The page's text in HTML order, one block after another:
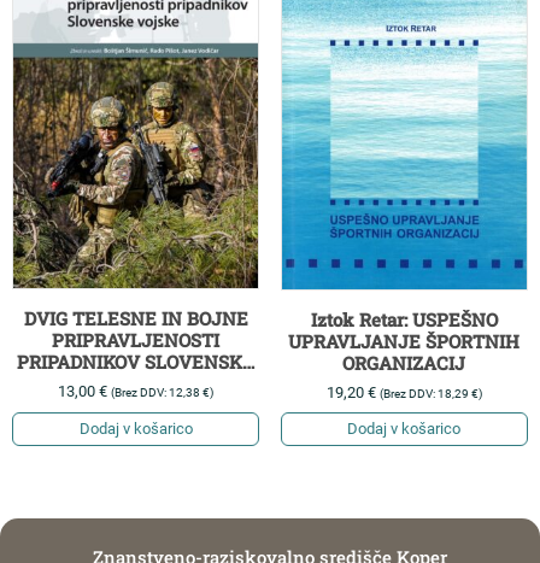
DVIG TELESNE IN BOJNE
PRIPRAVLJENOSTI
PRIPADNIKOV SLOVENSKE
VOJSKE
13,00€ (Brez DDV:12,38€)
Dodaj v košarico
Iztok Retar: USPEŠNO
UPRAVLJANJE ŠPORTNIH
ORGANIZACIJ
19,20 € (Brez DDV:18,29 €)
Dodaj v košarico
Znanstveno-raziskovalno središče Koper